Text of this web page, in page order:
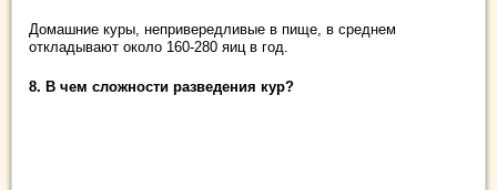
Домашние куры, непривередливые в пище, в среднем
откладывают около 160-280 яиц в год.
8. В чем сложности разведения кур?